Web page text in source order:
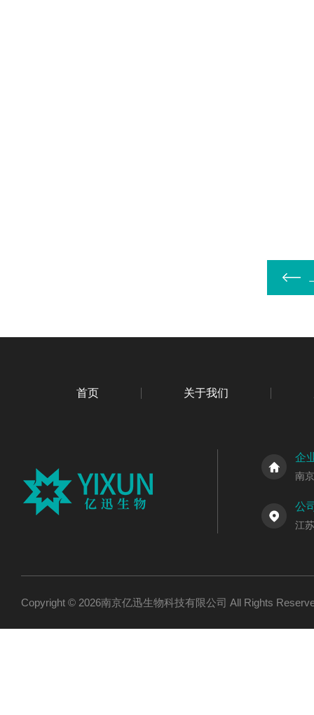
首页 关于我们
企
南
公
江
Copyright © 2026南京亿迅生物科技有限公司 All Rights